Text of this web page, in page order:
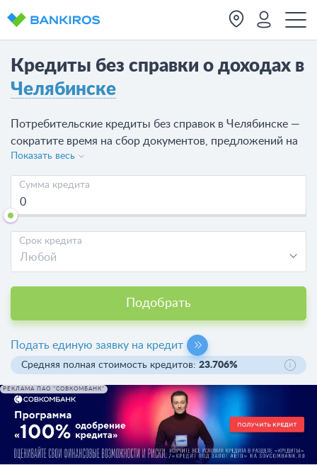
Кредиты без справки о доходах в
Челябинске
Потребительские кредиты без справок в Челябинске —
сократите время на сбор документов, предложений на
сегодня - 133 от 32 банков. Сравните все предложения,
банков Челябинска, где можно взять кредит без
справок, рассчитайте платежи калькулятором,
выберите подходящий вариант и
отправьте онлайн-заявку на кредит в Челябинске
Показать весь
Сумма кредита
Срок кредита
Любой
Подобрать
Подать единую заявку на кредит
Средняя полная стоимость кредитов: 23.706%
РЕКЛАМА ПАО "СОВКОМБАНК"